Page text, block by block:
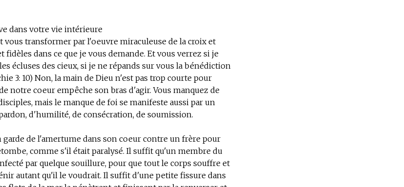
dans votre vie intérieure
vous transformer par l'oeuvre miraculeuse de la croix et
fidèles dans ce que je vous demande. Et vous verrez si je
écluses des cieux, si je ne répands sur vous la bénédiction
3: 10) Non, la main de Dieu n'est pas trop courte pour
notre coeur empêche son bras d'agir. Vous manquez de
mais le manque de foi se manifeste aussi par un
d'humilité, de consécration, de soumission.
de l'amertume dans son coeur contre un frère pour
comme s'il était paralysé. Il suffit qu'un membre du
par quelque souillure, pour que tout le corps souffre et
autant qu'il le voudrait. Il suffit d'une petite fissure dans